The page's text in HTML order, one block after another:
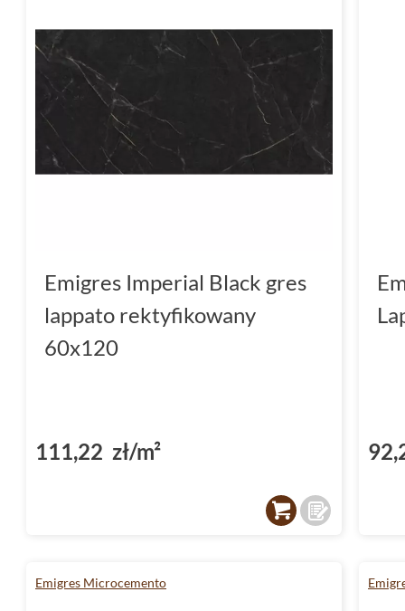
Emigres Imperial Black gres
lappato rektyfikowany
60x120
111,22 zł/m²
Emigres Microcemento